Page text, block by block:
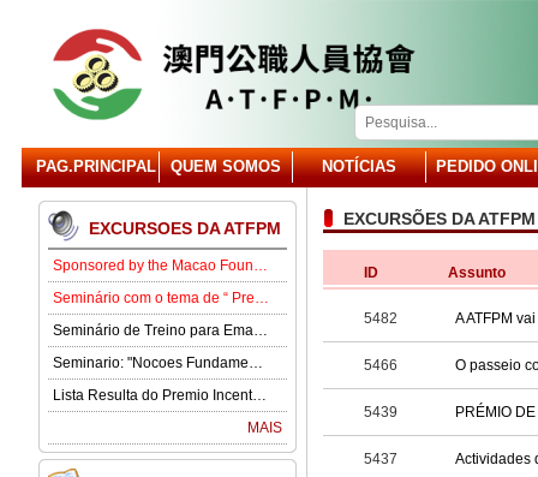
PAG.PRINCIPAL QUEM SOMOS NOTÍCIAS PEDIDO
EXCURSOES DA ATFPM
Sponsored by the Macao Foundation, the Macau Civil Servants Association (ATFPM) will organize the “Job Opportunities for Youth Seminar” at 3:00 p.m. on 15 August in our Association . Our guest speaker is Lawmaker José Pereira Coutinho.
Seminário com o tema de “ Prevenção e Controlo da Gota” .
Seminário de Treino para Emagrecimento.
Seminario: "Nocoes Fundamentais de Direito Comercialde Macau: Regime das Sociedades Comerciais,Orgaos Sociais, Direitos e Obrigagoes dos Socios"
Lista Resulta do Premio Incentivo 2026
MAIS
EXCURSÕES DA ATFPM
ID Assunto
5482 A ATFPM
5466 O passeio
5439 PRÉMIO
5437 Actividades